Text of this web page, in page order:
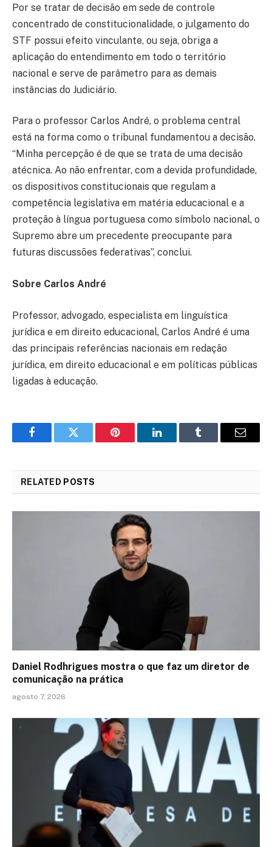
Por se tratar de decisão em sede de controle
concentrado de constitucionalidade, o julgamento do
STF possui efeito vinculante, ou seja, obriga a
aplicação do entendimento em todo o território
nacional e serve de parâmetro para as demais
instâncias do Judiciário.
Para o professor Carlos André, o problema central
está na forma como o tribunal fundamentou a decisão.
“Minha percepção é de que se trata de uma decisão
atécnica. Ao não enfrentar, com a devida profundidade,
os dispositivos constitucionais que regulam a
competência legislativa em matéria educacional e a
proteção à língua portuguesa como símbolo nacional, o
Supremo abre um precedente preocupante para
futuras discussões federativas”, conclui.
Sobre Carlos André
Professor, advogado, especialista em linguística
jurídica e em direito educacional, Carlos André é uma
das principais referências nacionais em redação
jurídica, em direito educacional e em políticas públicas
ligadas à educação.
FacebookTwitter Pinterest LinkedInTumblr Email
RELATED POSTS
Daniel Rodhrigues mostra o que faz um diretor de
comunicação na prática
agosto 7, 2026